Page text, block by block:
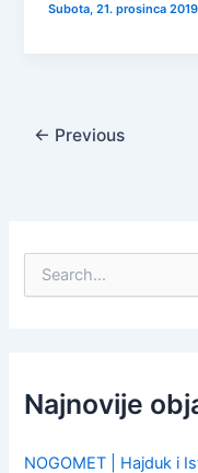
Subota, 21. prosinca
← Previous
f
o
:
Najnovije
NOGOMET | Hajduk i